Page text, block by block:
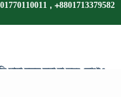
, +8801713379582
ছাড়া নকল করা বা অন্য কোথাও